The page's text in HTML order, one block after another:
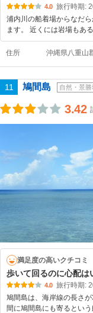
4.0 旅行時期:
浦内川の船着場からなだ
ます。 近くには岩場もあ
住所 沖縄県八重山
11 鳩間島 自然・景勝
3.42
満足度の高いクチコミ
歩いて回るのに心配は
4.0 旅行時期:
鳩間島は、海岸線の長さ
間に鳩間島にも寄るとい